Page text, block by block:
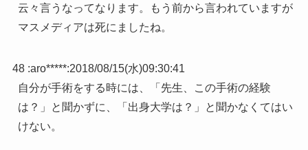
云々言うなってなります。もう前から言われていますが
マスメディアは死にましたね。
48 :aro*****:2018/08/15(水)09:30:41
自分が手術をする時には、「先生、この手術の経験
は？」と聞かずに、「出身大学は？」と聞かなくてはい
けない。